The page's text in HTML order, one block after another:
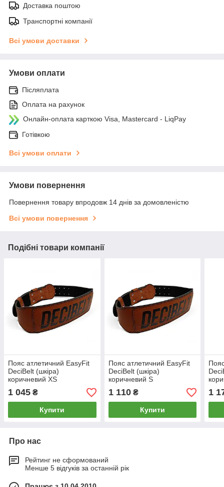
Доставка поштою
Транспортні компанії
Всі умови доставки
Умови оплати
Післяплата
Оплата на рахунок
Онлайн-оплата карткою Visa, Mastercard - LiqPay
Готівкою
Всі умови оплати
Умови повернення
Повернення товару впродовж 14 днів за домовленістю
Всі умови повернення
Подібні товари компанії
Пояс атлетичний EasyFit
DeciBelt (шкіра)
коричневий XS
1 045 ₴
Купити
Пояс атлетичний EasyFit
DeciBelt (шкіра)
коричневий S
1 110₴
Купити
1
Про нас
Рейтинг не сформований
Менше 5 відгуків за останній рік